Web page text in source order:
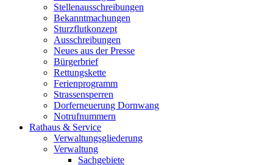
Stellenausschreibungen
Bekanntmachungen
Sturzflutkonzept
Ausschreibungen
Neues aus der Presse
Bürgerbrief
Rettungskette
Ferienprogramm
Strassensperren
Dorferneuerung Dornwang
Notrufnummern
Rathaus & Service
Verwaltungsgliederung
Verwaltung
Sachgebiete